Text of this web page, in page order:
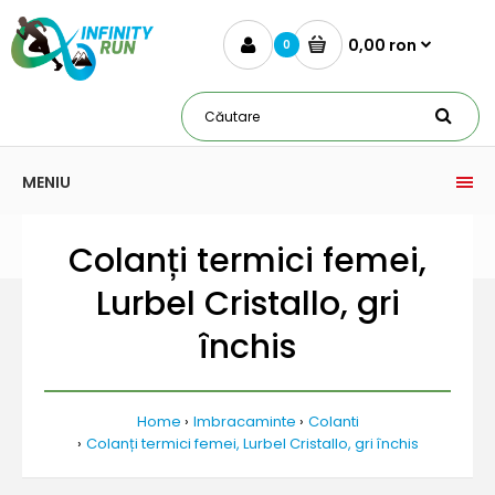
0 0,00 ron
MENIU
Colanți termici femei,
Lurbel Cristallo, gri
închis
Home Imbracaminte
Colanti
Colanți termici femei, Lurbel Cristallo, gri închis